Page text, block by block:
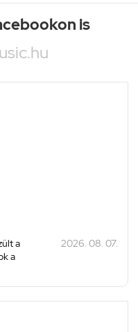
is
a
a
2026. 08. 07.